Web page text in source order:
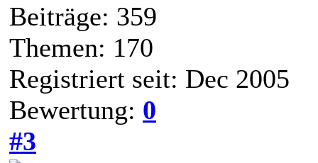
Beiträge: 359
Themen: 170
Registriert seit: Dec 2005
Bewertung: 0
#3